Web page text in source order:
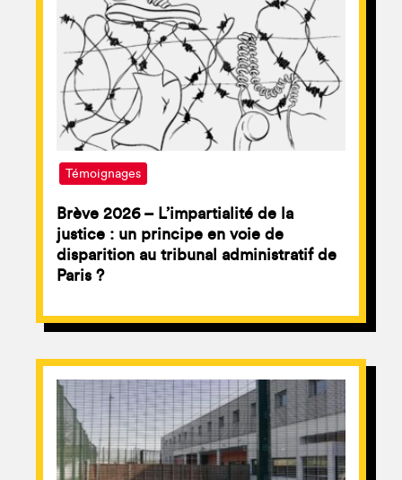
Témoignages
Brève 2026 – L’impartialité de la
justice : un principe en voie de
disparition au tribunal administratif de
Paris ?